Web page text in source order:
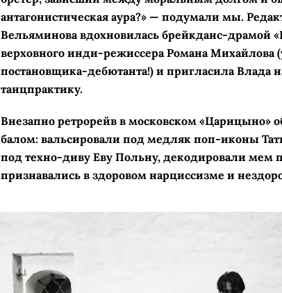
антагонистическая аура?» — подумали мы.
Вельяминова вдохновилась брейкданс-­драмой
верховного инди-режиссера Романа Михайлова
постановщика-дебютанта!) и пригласила Влада
танцпрактику.
Внезапно ретрорейв в московском «Царицыно»
балом: вальсировали под медляк поп-иконы
под техно-диву Еву Польну, декодировали мем
признавались в здоровом нарциссизме и